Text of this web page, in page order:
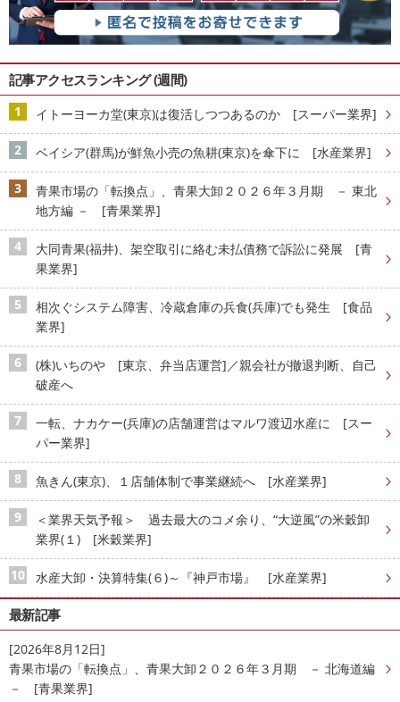
記事アクセスランキング (週間)
イトーヨーカ堂(東京)は復活しつつあるのか [スーパー業界]
ベイシア(群馬)が鮮魚小売の魚耕(東京)を傘下に [水産業界]
青果市場の「転換点」、青果大卸２０２６年３月期 － 東北
地方編 － [青果業界]
大同青果(福井)、架空取引に絡む未払債務で訴訟に発展 [青
果業界]
相次ぐシステム障害、冷蔵倉庫の兵食(兵庫)でも発生 [食品
業界]
(株)いちのや [東京、弁当店運営]／親会社が撤退判断、自己
破産へ
一転、ナカケー(兵庫)の店舗運営はマルワ渡辺水産に [スー
パー業界]
魚きん(東京)、１店舗体制で事業継続へ [水産業界]
＜業界天気予報＞ 過去最大のコメ余り、“大逆風”の米穀卸
業界(１) [米穀業界]
水産大卸・決算特集(６)～『神戸市場』 [水産業界]
最新記事
[2026年8月12日]
青果市場の「転換点」、青果大卸２０２６年３月期 － 北海道編
－ [青果業界]